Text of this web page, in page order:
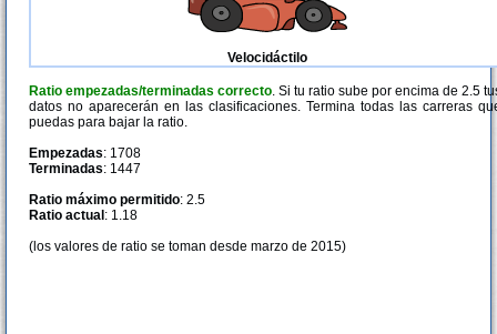
Velocidáctilo
Ratio empezadas/terminadas correcto. Si tu ratio sube por encima de 2.5
datos no aparecerán en las clasificaciones. Termina todas las carreras
puedas para bajar la ratio.
Empezadas: 1708
Terminadas: 1447
Ratio máximo permitido: 2.5
Ratio actual : 1.18
(los valores de ratio se toman desde marzo de 2015)